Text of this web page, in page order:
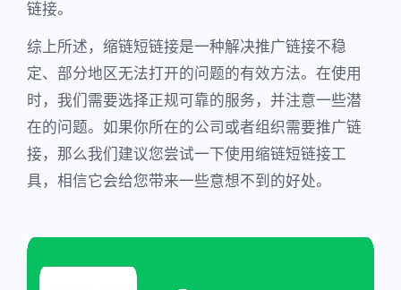
链接。
综上所述，缩链短链接是一种解决推广链接不稳
定、部分地区无法打开的问题的有效方法。在使用
时，我们需要选择正规可靠的服务，并注意一些潜
在的问题。如果你所在的公司或者组织需要推广链
接，那么我们建议您尝试一下使用缩链短链接工
具，相信它会给您带来一些意想不到的好处。